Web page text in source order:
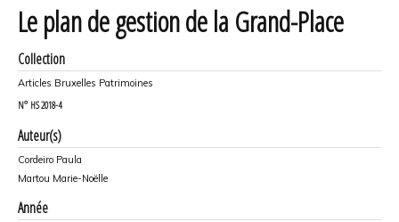
Le plan de gestion de la Grand-Place
Collection
Articles Bruxelles Patrimoines
N° HS 2018-4
Auteur(s)
Cordeiro Paula
Martou Marie-Noëlle
Année